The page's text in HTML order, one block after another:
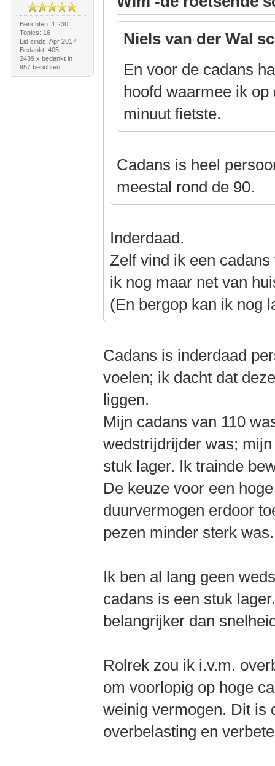
Berichten: 1.230
Topics: 16
Lid sinds: Apr 2017
Bedankt: 405
2439 x bedankt in
957 berichten
Niels van der Wal
En voor de cadans
hoofd waarmee ik
minuut fietste.
Cadans is heel
meestal rond de 90.
Inderdaad.
Zelf vind ik een
ik nog maar net van
(En bergop kan ik nog
Cadans is inderdaad
voelen; ik dacht dat
liggen.
Mijn cadans van 110
wedstrijdrijder was;
stuk lager. Ik trainde
De keuze voor een
duurvermogen erdoor
pezen minder sterk was.
Ik ben al lang geen
cadans is een stuk
belangrijker dan
Rolrek zou ik i.v.m.
om voorlopig op hoge
weinig vermogen. Dit is
overbelasting en